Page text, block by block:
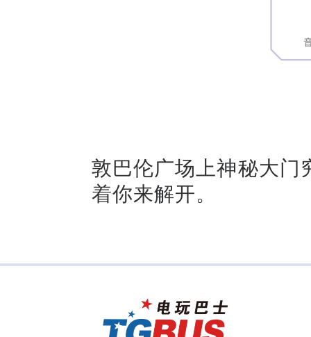
敦巴伦广场上神秘大
着你来解开。